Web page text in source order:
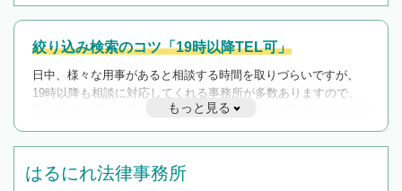
絞り込み検索のコツ「19時以降TEL可」
日中、様々な用事があると相談する時間を取りづらいですが、
19時以降も相談に対応してくれる事務所が多数ありますので、
遅い時間の相談が増えそうな場合はそのような事務所に絞り込
んで検索してみましょう。
を加えて再検索
もっと見る
はるにれ法律事務所